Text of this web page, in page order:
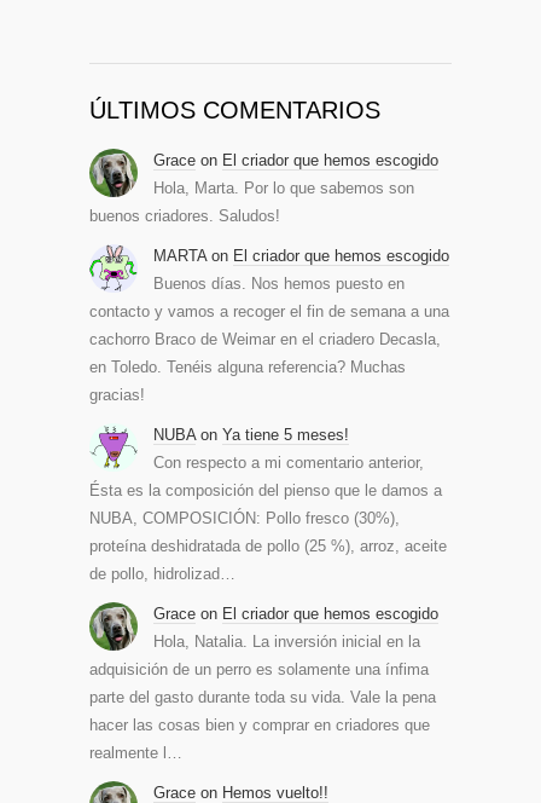
ÚLTIMOS COMENTARIOS
Grace on El criador que hemos escogido
Hola, Marta. Por lo que sabemos son
buenos criadores. Saludos!
MARTA on El criador que hemos escogido
Buenos días. Nos hemos puesto en
contacto y vamos a recoger el fin de semana a una
cachorro Braco de Weimar en el criadero Decasla,
en Toledo. Tenéis alguna referencia? Muchas
gracias!
NUBA on Ya tiene 5 meses!
Con respecto a mi comentario anterior,
Ésta es la composición del pienso que le damos a
NUBA, COMPOSICIÓN: Pollo fresco (30%),
proteína deshidratada de pollo (25 %), arroz, aceite
de pollo, hidrolizad…
Grace on El criador que hemos escogido
Hola, Natalia. La inversión inicial en la
adquisición de un perro es solamente una ínfima
parte del gasto durante toda su vida. Vale la pena
hacer las cosas bien y comprar en criadores que
realmente l…
Grace on Hemos vuelto!!